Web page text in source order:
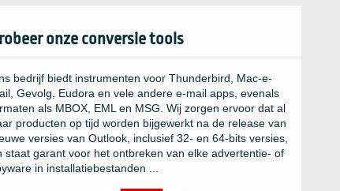
onze conversie tools
bedrijf biedt instrumenten voor Thunderbird, Mac-e-
Gevolg, Eudora en vele andere e-mail apps, evenals
als MBOX, EML en MSG. Wij zorgen ervoor dat al
producten op tijd worden bijgewerkt na de release van
versies van Outlook, inclusief 32- en 64-bits versies,
staat garant voor het ontbreken van elke advertentie- of
in installatiebestanden ...